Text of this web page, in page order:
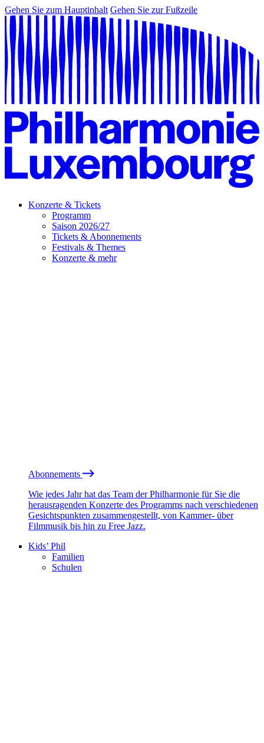
Gehen Sie zum Hauptinhalt Gehen Sie zur Fußzeile
Konzerte & Tickets
Programm
Saison 2026/27
Tickets & Abonnements
Festivals & Themes
Konzerte & mehr
Abonnements
Wie jedes Jahr hat das Team der Philharmonie für Sie die
herausragenden Konzerte des Programms nach verschiedenen
Gesichtspunkten zusammengestellt, von Kammer- über
Filmmusik bis hin zu Free Jazz.
Kids’ Phil
Familien
Schulen